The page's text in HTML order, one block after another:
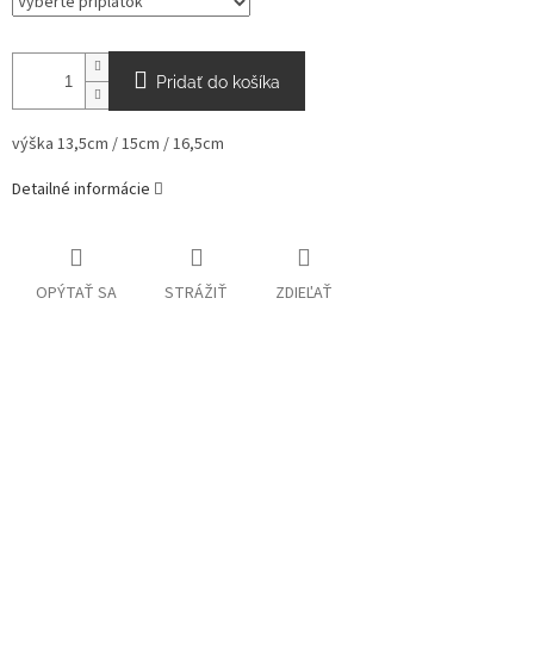
Pridať do košíka
výška 13,5cm / 15cm / 16,5cm
Detailné informácie
OPÝTAŤ SA STRÁŽIŤ ZDIEĽAŤ